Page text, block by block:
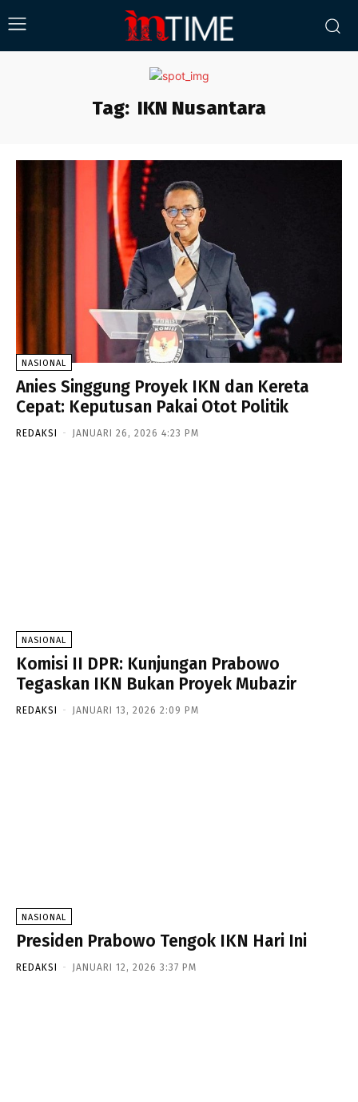
Tag: IKN Nusantara
NASIONAL
Anies Singgung Proyek IKN dan Kereta
Cepat: Keputusan Pakai Otot Politik
REDAKSI - JANUARI 26, 2026 4:23 PM
NASIONAL
Komisi II DPR: Kunjungan Prabowo
Tegaskan IKN Bukan Proyek Mubazir
REDAKSI - JANUARI 13, 2026 2:09 PM
NASIONAL
Presiden Prabowo Tengok IKN Hari Ini
REDAKSI - JANUARI 12, 2026 3:37 PM